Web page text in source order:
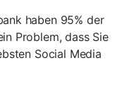
haben 95% der
Problem, dass Sie
Social Media